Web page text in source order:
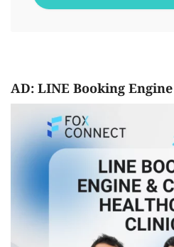
AD: LINE Booking